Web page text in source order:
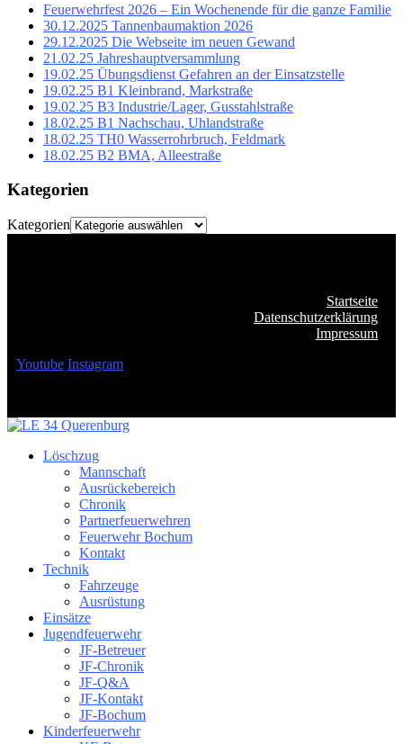
Feuerwehrfest 2026 – Ein Wochenende für die ganze Familie
30.12.2025 Tannenbaumaktion 2026
29.12.2025 Die Webseite im neuen Gewand
21.02.25 Jahreshauptversammlung
19.02.25 Übungsdienst Gefahren an der Einsatzstelle
19.02.25 B1 Kleinbrand, Markstraße
19.02.25 B3 Industrie/Lager, Gusstahlstraße
18.02.25 B1 Nachschau, Uhlandstraße
18.02.25 TH0 Wasserrohrbruch, Feldmark
18.02.25 B2 BMA, Alleestraße
Kategorien
Kategorien
Startseite
Datenschutzerklärung
Impressum
Youtube Instagram
Löschzug
Mannschaft
Ausrückebereich
Chronik
Partnerfeuerwehren
Feuerwehr Bochum
Kontakt
Technik
Fahrzeuge
Ausrüstung
Einsätze
Jugendfeuerwehr
JF-Betreuer
JF-Chronik
JF-Q&A
JF-Kontakt
JF-Bochum
Kinderfeuerwehr